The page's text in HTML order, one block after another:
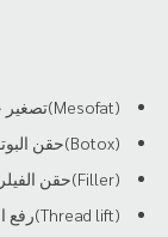
(Mesofat)تصغير خدود الميزوفات
(Botox)حقن البوتوكس
(Filler)حقن الفيلر
(Thread lift)رفع الخيط